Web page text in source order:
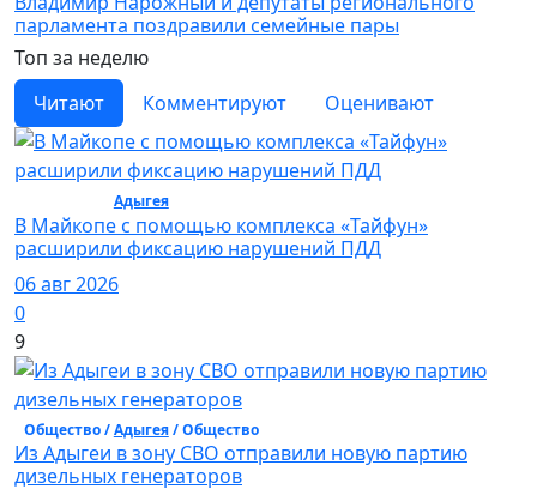
парламента поздравили семейные пары
Топ за неделю
Читают
Комментируют Оценивают
Адыгея/ Общество
В Майкопе с помощью комплекса «Тайфун»
расширили фиксацию нарушений ПДД
06 авг 2026
0
9
Общество /Адыгея/ Общество
Из Адыгеи в зону СВО отправили новую партию
дизельных генераторов